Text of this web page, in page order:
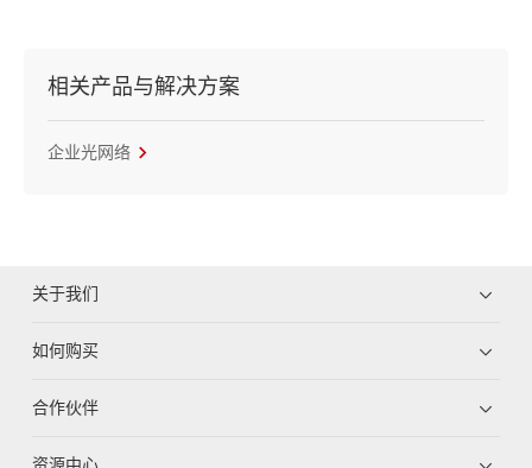
相关产品与解决方案
企业光网络
关于我们
如何购买
合作伙伴